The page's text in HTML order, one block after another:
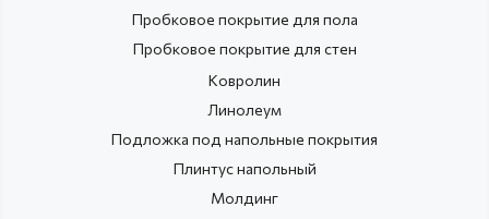
Пробковое покрытие для пола
Пробковое покрытие для стен
Ковролин
Линолеум
Подложка под напольные покрытия
Плинтус напольный
Молдинг